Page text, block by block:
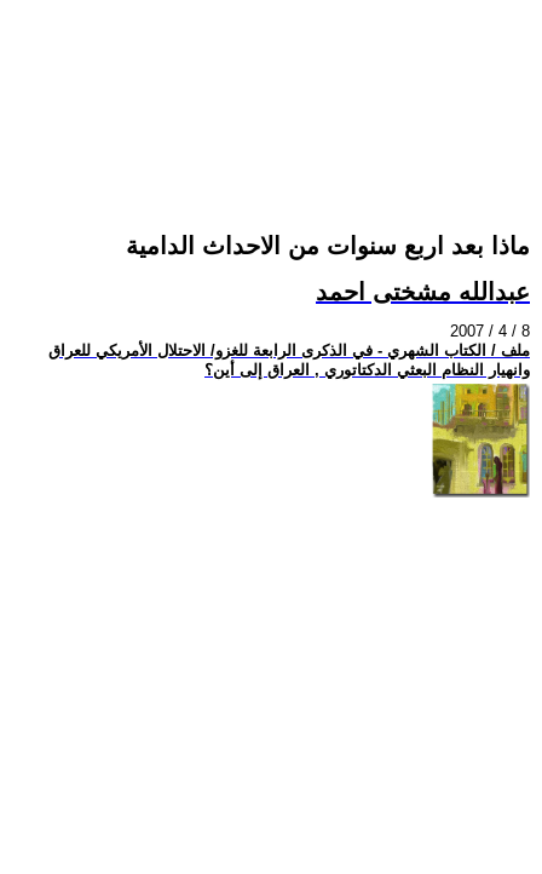
ماذا بعد اربع سنوات من الاحداث الدامية
عبدالله مشختى احمد
2007 / 4 / 8
ملف / الكتاب الشهري - في الذكرى الرابعة للغزو/ الاحتلال الأمريكي للعراق
وانهيار النظام البعثي الدكتاتوري , العراق إلى أين؟